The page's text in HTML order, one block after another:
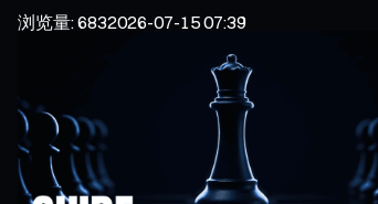
浏览量:6832026-07-15 07:39